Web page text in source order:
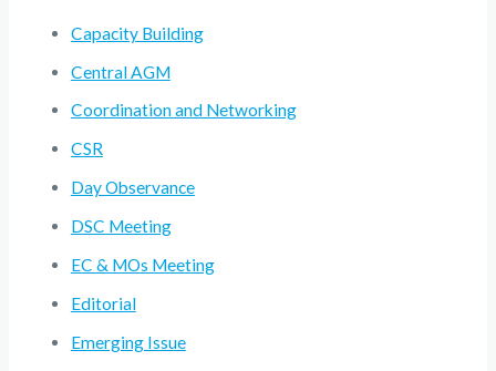
Capacity Building
Central AGM
Coordination and Networking
CSR
Day Observance
DSC Meeting
EC & MOs Meeting
Editorial
Emerging Issue